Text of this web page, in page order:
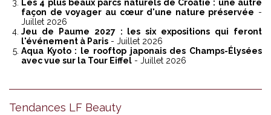
Les 4 plus beaux parcs naturels de Croatie : une autre
façon de voyager au cœur d'une nature préservée -
Juillet 2026
Jeu de Paume 2027 : les six expositions qui feront
l'événement à Paris - Juillet 2026
Aqua Kyoto : le rooftop japonais des Champs-Élysées
avec vue sur la Tour Eiffel - Juillet 2026
Tendances LF Beauty